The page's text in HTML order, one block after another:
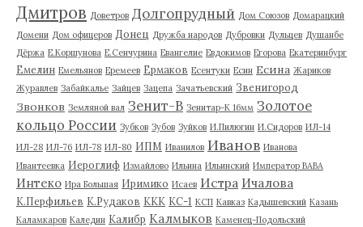
Дмитров Доветров Долгопрудный Дом Союзов Домарацкий
Домени Дом офицеров Донец Дружба народов Дубровки Дульцев Душанбе
Дёржа Е.Коршунова Е.Сенчурина Евангелие Евдокимов Егорова Екатеринбург
Емелин Емельянов Еремеев Ермаков Есентуки Есин Есина Жариков
Журавлев Забайкалье Зайцев Зацепа Зачатьевский Звенигород
Звонков Земляной вал Зенит-В Зенитар-К 16мм Золотое
кольцо России Зубков Зубов Зуйков И.Пилюгин И.Сидоров ИЛ-14
ИЛ-28 ИЛ-76 ИЛ-78 ИЛ-80 ИПМ Иванилов Иванов Иванова
Ивантеевка Иероглиф Измайлово Ильина Ильинский Император ВАВА
Интеко Ира Большая Иримико Исаев Истра Ичалова
К.Перфильев К.Рудаков ККК КС-1 КСП Кавказ Кадышевский Казань
Каламкаров Каледин Калибр Калмыков Каменец-Подольский